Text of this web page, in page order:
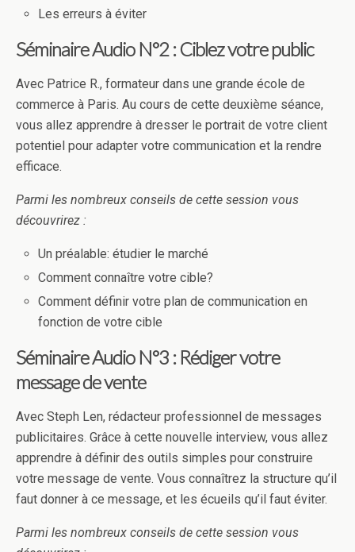
Les erreurs à éviter
Séminaire Audio N°2 : Ciblez votre public
Avec Patrice R., formateur dans une grande école de
commerce à Paris. Au cours de cette deuxième séance,
vous allez apprendre à dresser le portrait de votre client
potentiel pour adapter votre communication et la rendre
efficace.
Parmi les nombreux conseils de cette session vous
découvrirez :
Un préalable: étudier le marché
Comment connaître votre cible?
Comment définir votre plan de communication en
fonction de votre cible
Séminaire Audio N°3 : Rédiger votre
message de vente
Avec Steph Len, rédacteur professionnel de messages
publicitaires. Grâce à cette nouvelle interview, vous allez
apprendre à définir des outils simples pour construire
votre message de vente. Vous connaîtrez la structure qu’il
faut donner à ce message, et les écueils qu’il faut éviter.
Parmi les nombreux conseils de cette session vous